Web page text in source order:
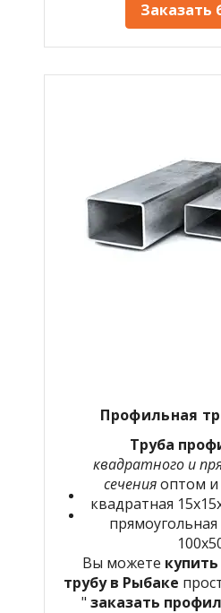
Заказать
Профильная
Труба
квадратного и
сеченияоптом и
квадратная
прямоугольная
Вы можете
трубу в Рыбаке
" заказать